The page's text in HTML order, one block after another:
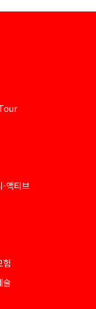
-액티브
험
술